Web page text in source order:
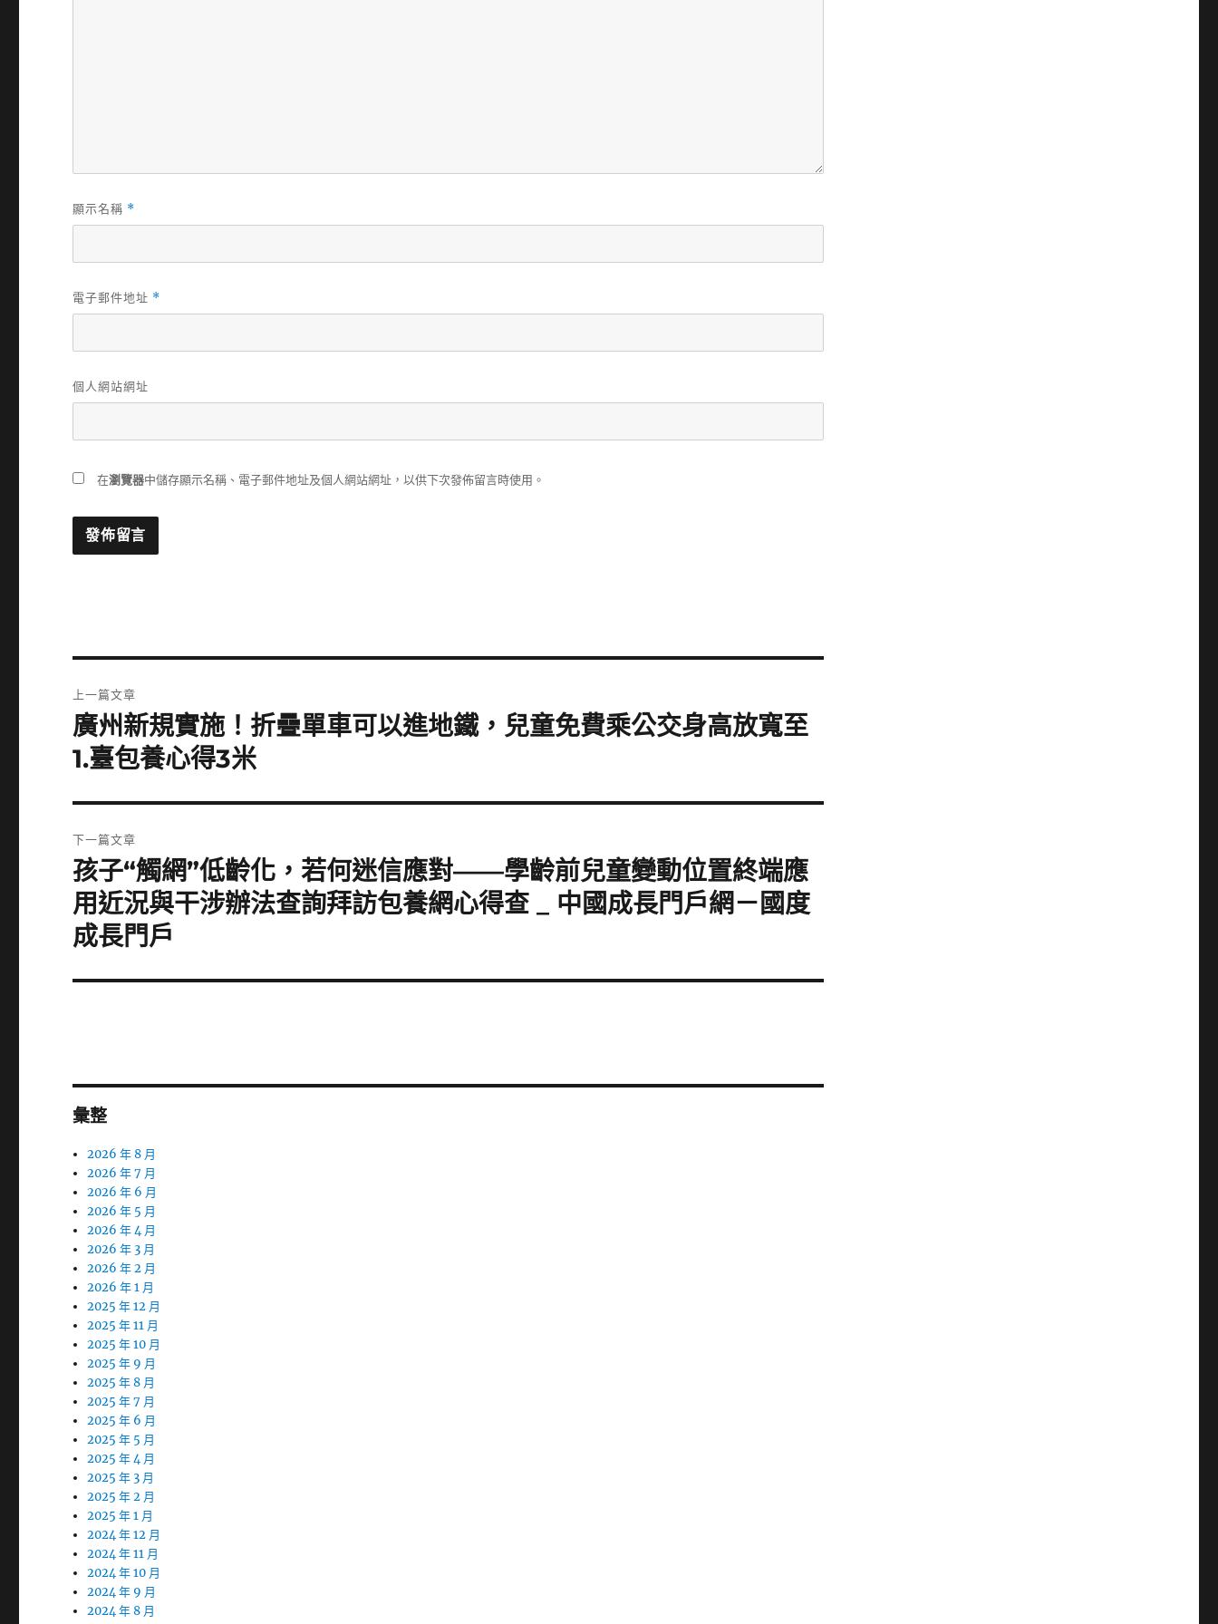
顯示名稱 *
電子郵件地址 *
個人網站網址
在瀏覽器中儲存顯示名稱、電子郵件地址及個人網站網址，以供下次發佈留言時使用。
章
導
上一篇文章
上
一
篇
文
廣州新規實施！折疊單車可以進地鐵，兒童免費乘公交身高放寬至
1.臺包養心得3米
下一篇文章
下
一
篇
文
孩子“觸網”低齡化，若何迷信應對——學齡前兒童變動位置終端應
用近況與干涉辦法查詢拜訪包養網心得查 _ 中國成長門戶網－國度
成長門戶
彙整
2026 年 8 月
2026 年 7 月
2026 年 6 月
2026 年 5 月
2026 年 4 月
2026 年 3 月
2026 年 2 月
2026 年 1 月
2025 年 12 月
2025 年 11 月
2025 年 10 月
2025 年 9 月
2025 年 8 月
2025 年 7 月
2025 年 6 月
2025 年 5 月
2025 年 4 月
2025 年 3 月
2025 年 2 月
2025 年 1 月
2024 年 12 月
2024 年 11 月
2024 年 10 月
2024 年 9 月
2024 年 8 月